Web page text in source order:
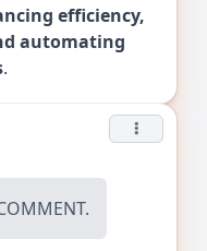
efficiency,
automating
.